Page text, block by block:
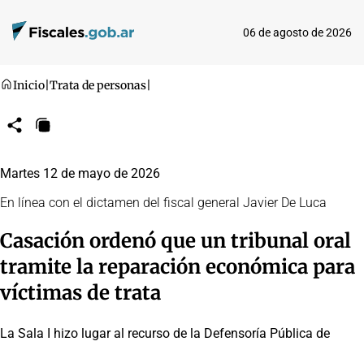
06 de agosto de 2026
Inicio Trata de personas
CompartirCopiar
Martes 12 de mayo de 2026
En línea con el dictamen del fiscal general Javier De Luca
Casación ordenó que un tribunal oral
tramite la reparación económica para
víctimas de trata
La Sala I hizo lugar al recurso de la Defensoría Pública de